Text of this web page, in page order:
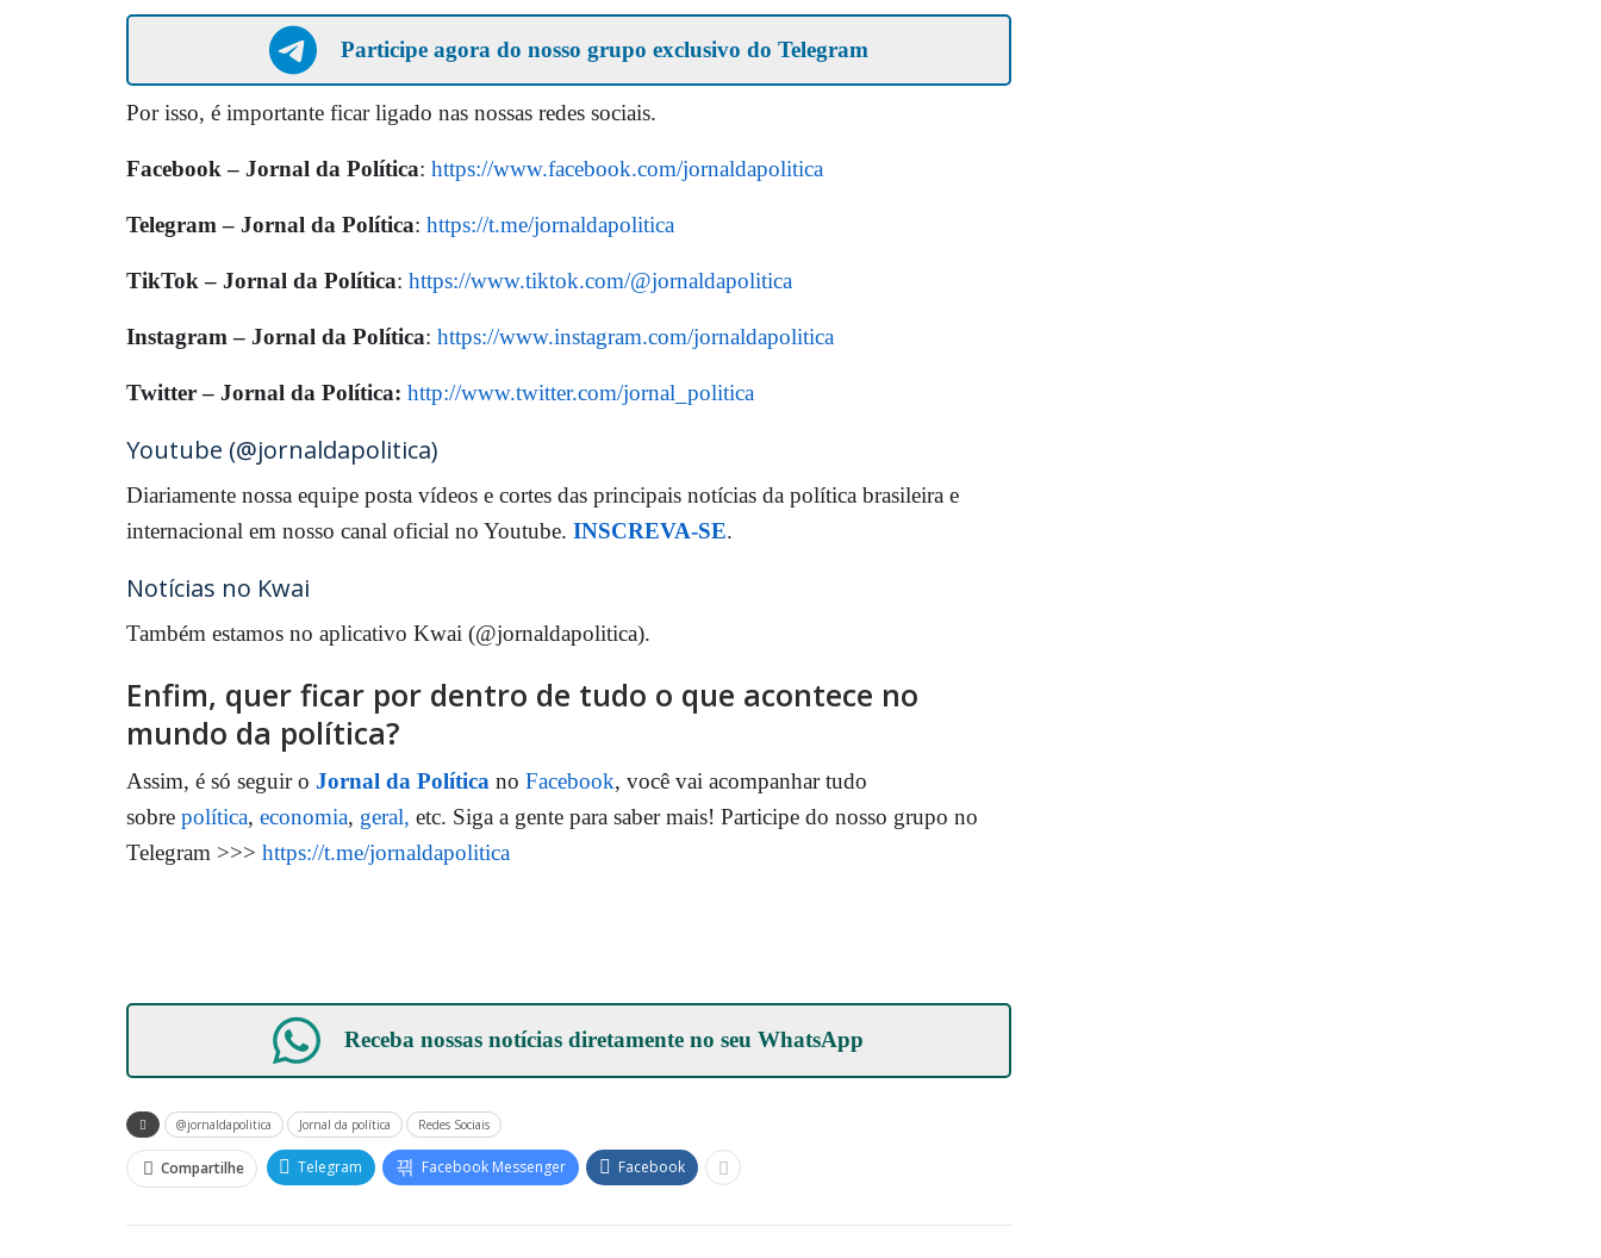
Participe agora do nosso grupo exclusivo do Telegram
Por isso, é importante ficar ligado nas nossas redes sociais.
Facebook – Jornal da Política: https://www.facebook.com/jornaldapolitica
Telegram – Jornal da Política: https://t.me/jornaldapolitica
TikTok – Jornal da Política: https://www.tiktok.com/@jornaldapolitica
Instagram – Jornal da Política: https://www.instagram.com/jornaldapolitica
Twitter – Jornal da Política: http://www.twitter.com/jornal_politica
Youtube (@jornaldapolitica)
Diariamente nossa equipe posta vídeos e cortes das principais notícias da política brasileira e
internacional em nosso canal oficial no Youtube. INSCREVA-SE.
Notícias no Kwai
Também estamos no aplicativo Kwai (@jornaldapolitica).
Enfim, quer ficar por dentro de tudo o que acontece no
mundo da política?
Assim, é só seguir o Jornal da Política no Facebook, você vai acompanhar tudo
sobre política, economia, geral, etc. Siga a gente para saber mais! Participe do nosso grupo no
Telegram >>> https://t.me/jornaldapolitica
Receba nossas notícias diretamente no seuWhatsApp
@jornaldapolitica Jornal da política Redes Sociais
Compartilhe Telegram Facebook Messenger Facebook